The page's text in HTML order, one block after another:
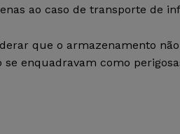
ao caso de transporte de
que o armazenamento
enquadravam como